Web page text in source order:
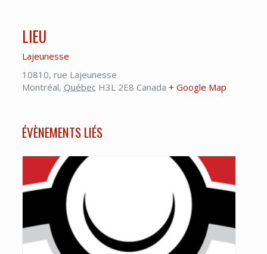
LIEU
Lajeunesse
10810, rue Lajeunesse
Montréal, Québec H3L 2E8 Canada + Google Map
ÉVÈNEMENTS LIÉS